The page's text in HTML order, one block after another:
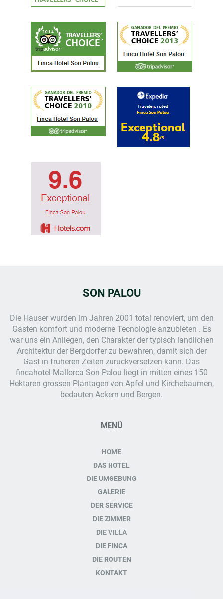
SON PALOU
Die Hauser wurden im Jahren 2001 total renoviert, um den
Gasten komfort und moderne Tecnologie anzubieten . Es
war uns ein Anliegen, den Charakter der typisch landlichen
Architektur der Bergdorfer zu bewahren, damit sich der
Gast in fruheren Zeiten zuruckversetzen kann. Das
fincahotel Mallorca Son Palou liegt in mitten eines 150
Hektaren grossen Plantagen von Apfel und Kirchebaumen,
bedauten Ackern und Bergen.
MENÜ
HOME
DAS HOTEL
DIE UMGEBUNG
GALERIE
DER SERVICE
DIE ZIMMER
DIE VILLA
DIE FINCA
DIE ROUTEN
KONTAKT